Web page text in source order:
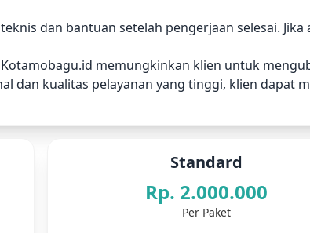
dan bantuan setelah pengerjaan selesai.
Kotamobagu.id memungkinkan klien untuk
dan kualitas pelayanan yang tinggi, klien dapat
Standard
Rp. 2.000.000
Per Paket